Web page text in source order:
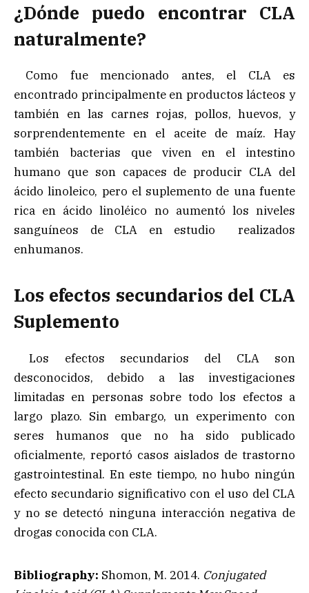
¿Dónde puedo encontrar CLA
naturalmente?
Como fue mencionado antes, el CLA es
encontrado principalmente en productos lácteos y
también en las carnes rojas, pollos, huevos, y
sorprendentemente en el aceite de maíz. Hay
también bacterias que viven en el intestino
humano que son capaces de producir CLA del
ácido linoleico, pero el suplemento de una fuente
rica en ácido linoléico no aumentó los niveles
sanguíneos de CLA en estudio realizados
enhumanos.
Los efectos secundarios del CLA
Suplemento
Los efectos secundarios del CLA son
desconocidos, debido a las investigaciones
limitadas en personas sobre todo los efectos a
largo plazo. Sin embargo, un experimento con
seres humanos que no ha sido publicado
oficialmente, reportó casos aislados de trastorno
gastrointestinal. En este tiempo, no hubo ningún
efecto secundario significativo con el uso del CLA
y no se detectó ninguna interacción negativa de
drogas conocida con CLA.
Bibliography: Shomon, M. 2014. Conjugated